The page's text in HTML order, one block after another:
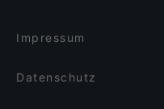
Impressum
Datenschutz